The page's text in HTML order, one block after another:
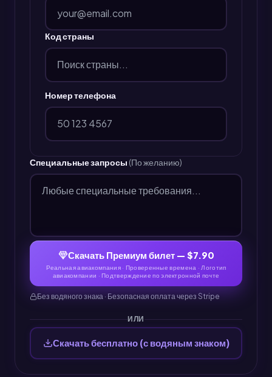
Код страны
Номер телефона
Специальные запросы (По желанию)
Скачать Премиум билет — $7.90
Реальная авиакомпания · Проверенные времена · Логотип
авиакомпании · Подтверждение по электронной почте
Без водяного знака · Безопасная оплата через Stripe
ИЛИ
Скачать бесплатно (с водяным знаком)